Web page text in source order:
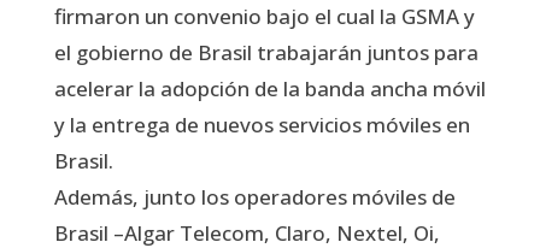
firmaron un convenio bajo el cual la GSMA y
el gobierno de Brasil trabajarán juntos para
acelerar la adopción de la banda ancha móvil
y la entrega de nuevos servicios móviles en
Brasil.
Además, junto los operadores móviles de
Brasil –Algar Telecom, Claro, Nextel, Oi,